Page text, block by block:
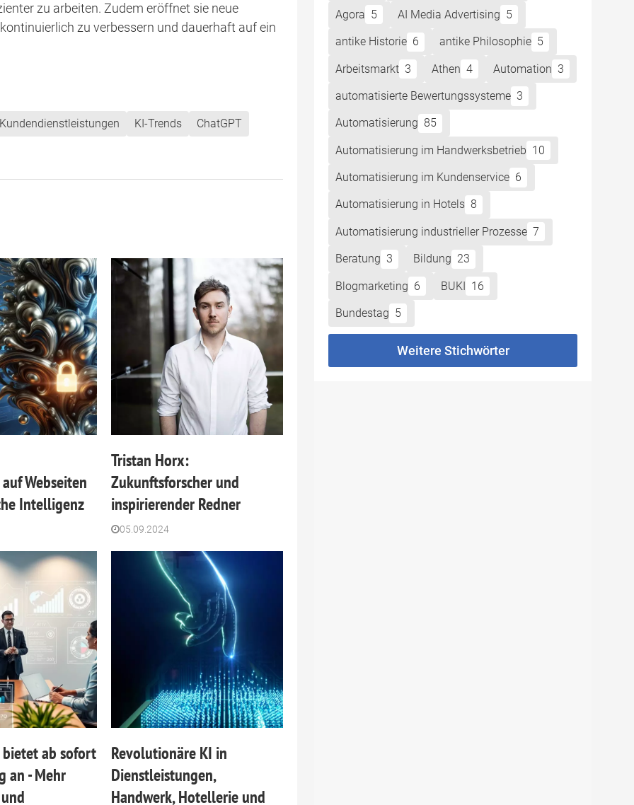
zu arbeiten. Zudem eröffnet sie neue
zu verbessern und dauerhaft auf ein
Kundendienstleistungen KI-Trends ChatGPT
Webseiten
Intelligenz
Tristan Horx:
Zukunftsforscher und
inspirierender Redner
05.09.2024
ab sofort
an - Mehr
Revolutionäre KI in
Dienstleistungen,
Handwerk, Hotellerie und
Agora 5 AI Media Advertising 5
antike Historie 6 antike Philosophie 5
Arbeitsmarkt 3 Athen 4 Automation 3
automatisierte Bewertungssysteme 3
Automatisierung 85
Automatisierung im Handwerksbetrieb 10
Automatisierung im Kundenservice 6
Automatisierung in Hotels 8
Automatisierung industrieller Prozesse 7
Beratung 3 Bildung 23
Blogmarketing 6 BUKI 16
Bundestag 5
Weitere Stichwörter